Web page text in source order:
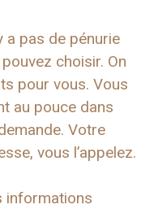
a pas de pénurie
choisir. On
pour vous. Vous
au pouce dans
Votre
vous l’appelez.
informations